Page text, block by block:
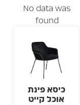
No data was
found
כיסא פינת
אוכל קייט